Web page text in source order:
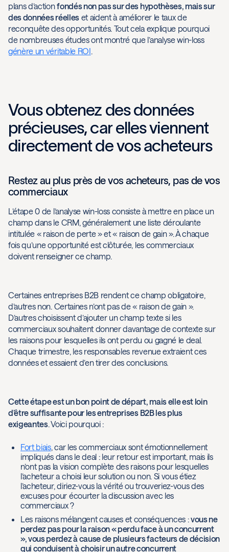
plans d’actionfondés non pas sur des hypothèses, mais sur
des données réelleset aident à améliorer le taux de
reconquête des opportunités. Tout cela explique pourquoi
de nombreuses études ont montré que l’analyse win-loss
génère un véritable ROI.
Vous obtenez des données
précieuses, car elles viennent
directement de vos acheteurs
Restez au plus près de vos acheteurs, pas de vos
commerciaux
L’étape 0 de l’analyse win-loss consiste à mettre en place un
champ dans le CRM, généralement une liste déroulante
intitulée « raison de perte » et « raison de gain ». À chaque
fois qu’une opportunité est clôturée, les commerciaux
doivent renseigner ce champ.
Certaines entreprises B2B rendent ce champ obligatoire,
d’autres non. Certaines n’ont pas de « raison de gain ».
D’autres choisissent d’ajouter un champ texte si les
commerciaux souhaitent donner davantage de contexte sur
les raisons pour lesquelles ils ont perdu ou gagné le deal.
Chaque trimestre, les responsables revenue extraient ces
données et essaient d’en tirer des conclusions.
Cette étape est un bon point de départ, mais elle est loin
d’être suffisante pour les entreprises B2B les plus
exigeantes. Voici pourquoi :
Fort biais, car les commerciaux sont émotionnellement
impliqués dans le deal : leur retour est important, mais ils
n’ont pas la vision complète des raisons pour lesquelles
l’acheteur a choisi leur solution ou non. Si vous étiez
l’acheteur, diriez-vous la vérité ou trouveriez-vous des
excuses pour écourter la discussion avec les
commerciaux ?
Les raisons mélangent causes et conséquences :vous ne
perdez pas pour la raison « perdu face à un concurrent
», vous perdez à cause de plusieurs facteurs de décision
qui conduisent à choisir un autre concurrent